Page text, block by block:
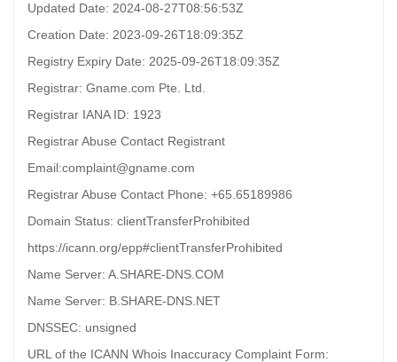
Updated Date: 2024-08-27T08:56:53Z
Creation Date: 2023-09-26T18:09:35Z
Registry Expiry Date: 2025-09-26T18:09:35Z
Registrar: Gname.com Pte. Ltd.
Registrar IANA ID: 1923
Registrar Abuse Contact Registrant
Email:complaint@gname.com
Registrar Abuse Contact Phone: +65.65189986
Domain Status: clientTransferProhibited
https://icann.org/epp#clientTransferProhibited
Name Server: A.SHARE-DNS.COM
Name Server: B.SHARE-DNS.NET
DNSSEC: unsigned
URL of the ICANN Whois Inaccuracy Complaint Form: